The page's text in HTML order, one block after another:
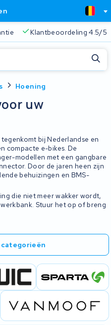
Klantbeoordeling 4.5/5
Hoening
uw
bij Nederlandse en
compacte e-bikes. De
modellen met een gangbare
Door de jaren heen zijn
behuizingen en BMS-
die niet meer wakker wordt,
Stuur het op of breng
passende oplossing
Sluiten
om te zoeken